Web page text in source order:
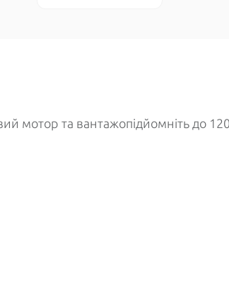
мотор та вантажопідйомніть до